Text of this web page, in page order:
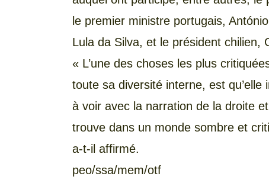
le premier ministre portugais,
Lula da Silva, et le président chilien,
« L’une des choses les plus
toute sa diversité interne, est
à voir avec la narration de la droite
trouve dans un monde sombre et
a-t-il affirmé.
peo/ssa/mem/otf